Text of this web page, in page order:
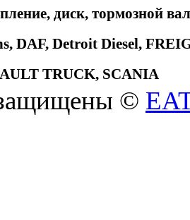
диск, тормозной
DAF, Detroit Diesel,
TRUCK, SCANIA
©